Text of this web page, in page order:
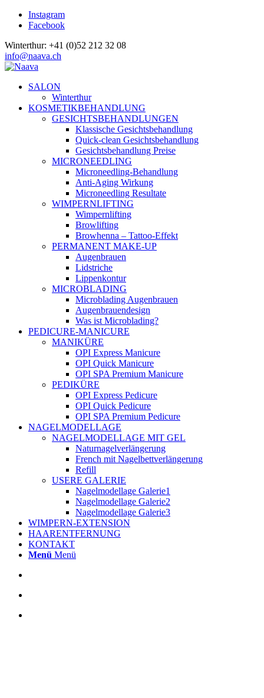
Instagram
Facebook
Winterthur: +41 (0)52 212 32 08
info@naava.ch
SALON
Winterthur
KOSMETIKBEHANDLUNG
GESICHTSBEHANDLUNGEN
Klassische Gesichtsbehandlung
Quick-clean Gesichtsbehandlung
Gesichtsbehandlung Preise
MICRONEEDLING
Microneedling-Behandlung
Anti-Aging Wirkung
Microneedling Resultate
WIMPERNLIFTING
Wimpernlifting
Browlifting
Browhenna – Tattoo-Effekt
PERMANENT MAKE-UP
Augenbrauen
Lidstriche
Lippenkontur
MICROBLADING
Microblading Augenbrauen
Augenbrauendesign
Was ist Microblading?
PEDICURE-MANICURE
MANIKÜRE
OPI Express Manicure
OPI Quick Manicure
OPI SPA Premium Manicure
PEDIKÜRE
OPI Express Pedicure
OPI Quick Pedicure
OPI SPA Premium Pedicure
NAGELMODELLAGE
NAGELMODELLAGE MIT GEL
Naturnagelverlängerung
French mit Nagelbettverlängerung
Refill
USERE GALERIE
Nagelmodellage Galerie1
Nagelmodellage Galerie2
Nagelmodellage Galerie3
WIMPERN-EXTENSION
HAARENTFERNUNG
KONTAKT
Menü Menü